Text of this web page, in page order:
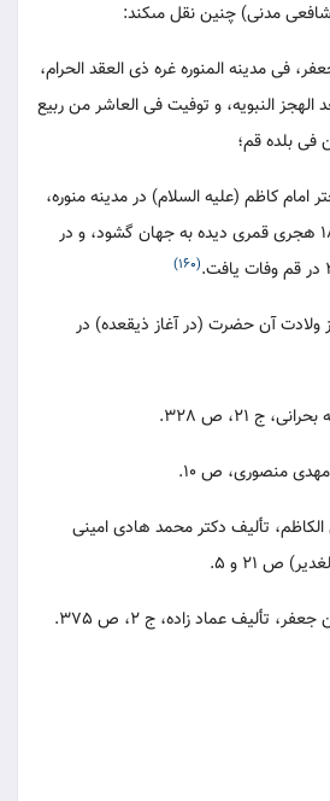
مدنى) چنين نقل مى‏كند:
فى مدينه المنوره غره ذى العقد الحرام،
الهجز النبويه، و توفيت فى العاشر من ربيع
فى بلده قم؛
كاظم (عليه السلام) در مدينه منوره،
در آغاز ماه ذيقعده سال 184 هجرى قمرى ديده به جهان گشود، و در
(160)
ولادت آن حضرت (در آغاز ذيقعده) در
تأليف دكتر محمد هادى امينى
ص 21 و 5.